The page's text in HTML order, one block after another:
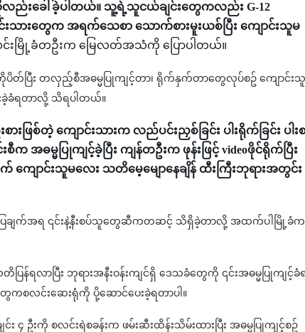
လည်းခေါ်ခဲ့ပါတယ်။ သူ့ရဲ့သူငယ်ချင်းတွေကလည်း G-12
ာင်းသားတွေက အရက်သေစာ သောက်စားမူးယစ်ပြီး ကျောင်းသူမ
းမြို့ခံတဦးက မြေလတ်အသံကို ပြောပါတယ်။
ကိုပိတ်ပြီး တလှည့်စီအဓမ္မပြုကျင့်တာ၊ ရိုက်နှက်တာတွေလုပ်စဥ် ကျောင်းသူ
းခဲ့ခံရတာလို့ သိရပါတယ်။
းဖြစ်တဲ့ ကျောင်းသားက လည်ပင်းညှစ်ခြင်း ပါးရိုက်ခြင်း ပါး
းစီက အဓမ္မပြုကျင့်ခဲ့ပြီး ကျန်တဦးက ဖုန်းဖြင့် videoဖိုင်ရိုက်ပြီး
ာက် ကျောင်းသူမလေး သတိမေ့မျောနေချိန် ထီးကြီးဘုရားအတွင်း
ပြချက်အရ ၎င်းနဲ့နီးစပ်သူတွေဆီကတဆင့် သိရှိခဲ့တာလို့ အထက်ပါမြို့ခံက
တိပြန်ရလာပြီး ဘုရားအနီးဝန်းကျင်ရှိ ဒေသခံတွေကို ၎င်းအဓမ္မပြုကျင့်ခံ
ကစလင်းဆေးရုံကို ပို့ဆောင်ပေးခဲ့ရတာပါ။
၄ ဦးကို စလင်းရဲစခန်းက ဖမ်းဆီးထိန်းသိမ်းထားပြီး အဓမ္မပြုကျင့်စဥ်